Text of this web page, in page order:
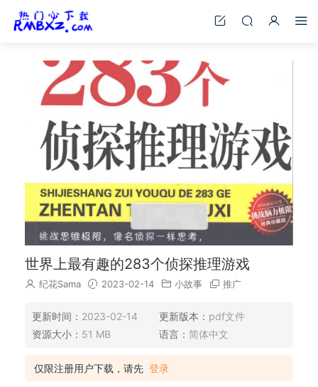
世界上最有趣的283个侦探推理游戏
纪花Sama 2023-02-14 小故事 推广
更新时间： 2023-02-14 更新版本： pdf文件
资源大小： 51 MB 语言： 简体中文
仅限注册用户下载，请先 登录